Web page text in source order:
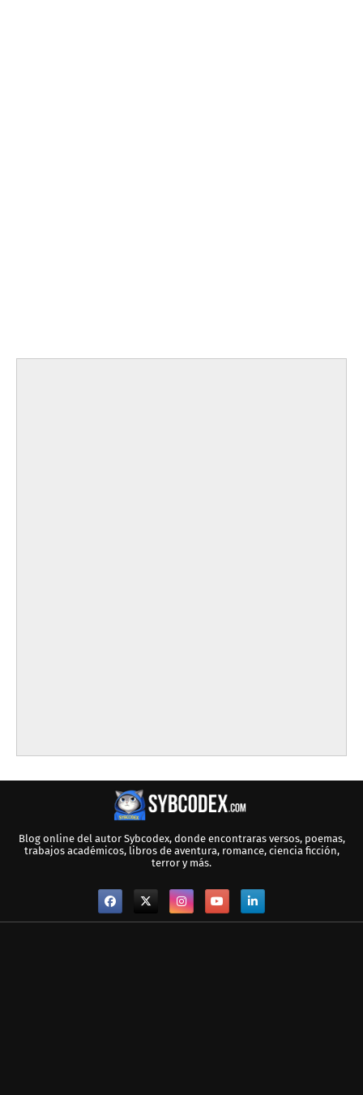
Blog online del autor Sybcodex, donde encontraras versos, poemas,
trabajos académicos, libros de aventura, romance, ciencia ficción,
terror y más.